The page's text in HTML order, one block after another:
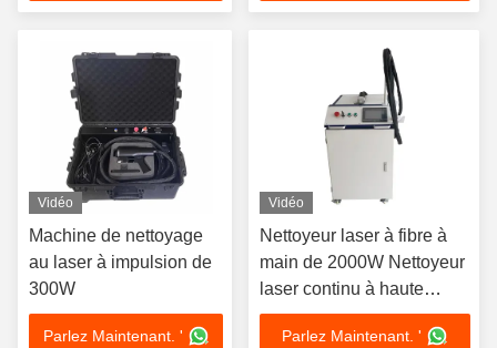
Vidéo
Machine de nettoyage
au laser à impulsion de
300W
Parlez Maintenant. '
Vidéo
Nettoyeur laser à fibre à
main de 2000W Nettoyeur
laser continu à haute
puissance
Parlez Maintenant. '